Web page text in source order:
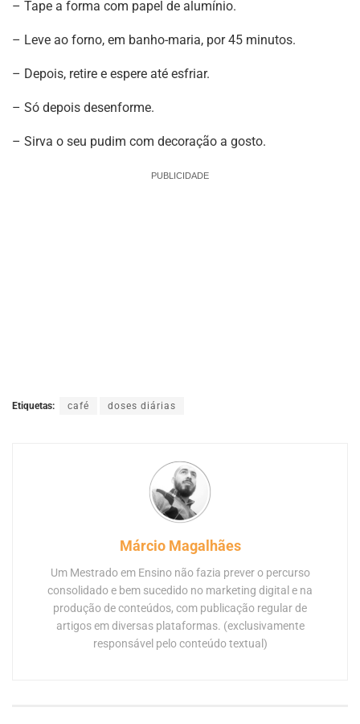
– Tape a forma com papel de alumínio.
– Leve ao forno, em banho-maria, por 45 minutos.
– Depois, retire e espere até esfriar.
– Só depois desenforme.
– Sirva o seu pudim com decoração a gosto.
PUBLICIDADE
Etiquetas: café doses diárias
Márcio Magalhães
Um Mestrado em Ensino não fazia prever o percurso
consolidado e bem sucedido no marketing digital e na
produção de conteúdos, com publicação regular de
artigos em diversas plataformas. (exclusivamente
responsável pelo conteúdo textual)